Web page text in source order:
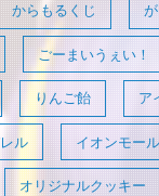
からもるくじ
ごーまいうぇい！
りんご飴 ア
ル イオンモール
オリジナルクッキー